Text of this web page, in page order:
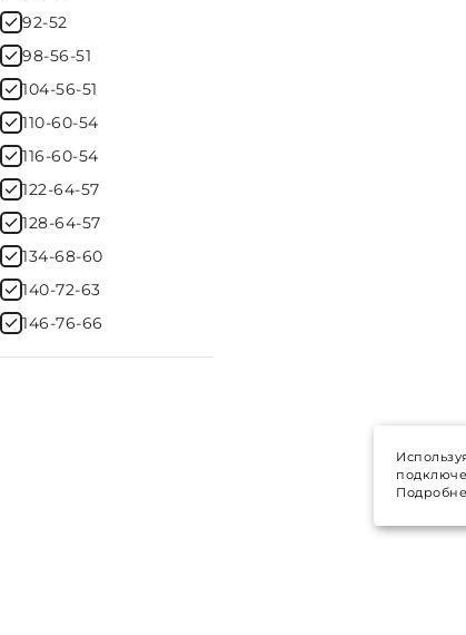
92-52
98-56-51
104-56-51
110-60-54
116-60-54
122-64-57
128-64-57
134-68-60
140-72-63
146-76-66